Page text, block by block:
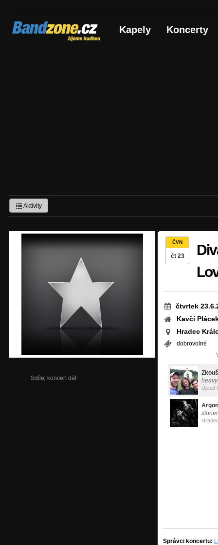
Bandzone.cz
žijeme hudbou Kapely Koncerty
Aktivity
Sdílej koncert dál:
ČVN
čt 23
čtvrtek
Kavčí
Hradec
dobrovolné
Újezd
Správci koncertu: